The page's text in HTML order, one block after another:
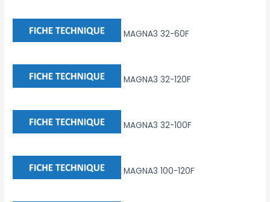
MAGNA3 32-60F
MAGNA3 32-120F
MAGNA3 32-100F
MAGNA3 100-120F